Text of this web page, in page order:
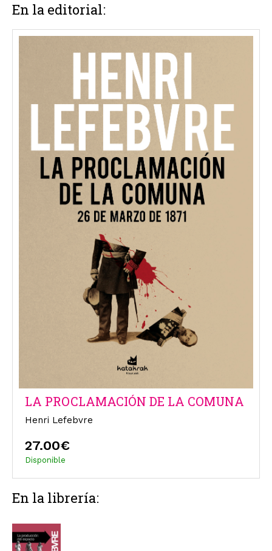
En la editorial:
LA PROCLAMACIÓN DE LA COMUNA
Henri Lefebvre
27.00€
Disponible
En la librería: